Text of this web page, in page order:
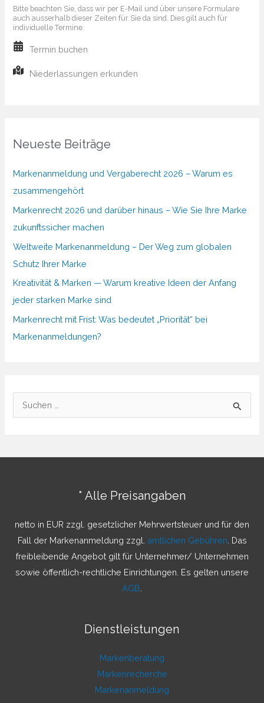
Bitte beachten Sie, dass wir per E-Mail und über unsere Formulare
auch ausserhalb dieser Zeiten für Sie da sind. Dies gilt auch für
individuelle Termine.
Termin buchen
Niederlassungen erkunden
Neueste Beiträge
Markenanmeldung und Vergaberecht 2026 – Warum es
zusammengehört
Markenrecht 2026 und darüber hinaus – Wie Sie Ihre Marke
zukunftssicher machen
Weltweite Markenanmeldung – Der Weg zum globalen
Schutz Ihrer Marke
Kreativität & Marken — Warum kreative Ideen der Anfang
jeder starken Marke sind
Markenrecht mit Frist: Was bedeutet „Priorität“ bei
Markenanmeldungen?
u
h
* Alle Preisangaben
netto in EUR zzgl. gesetzlicher Mehrwertsteuer und für den
Fall der Markenanmeldung zzgl. amtlichen Gebühren . Das
freibleibende Angebot gilt für Unternehmer/ Unternehmen
sowie öffentlich-rechtliche Einrichtungen. Es gelten unsere
AGB
Dienstleistungen
Markenberatung
Markenrecherche
Markenanmeldung